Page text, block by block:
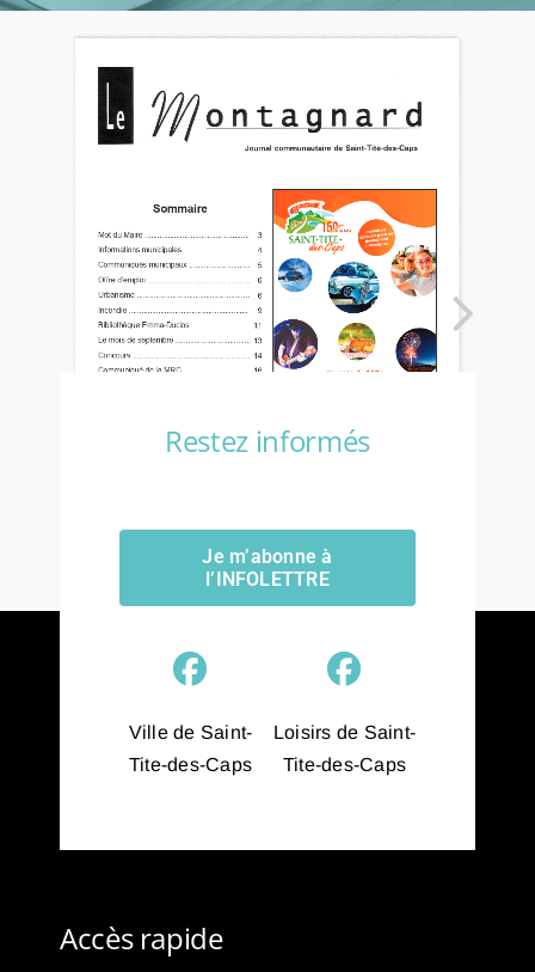
Restez informés
Je m’abonne à
l’INFOLETTRE
Ville de Saint-
Tite-des-Caps
Loisirs de Saint-
Tite-des-Caps
Accès rapide